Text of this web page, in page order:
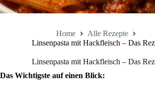
Home
Alle Rezepte
Linsenpasta mit Hackfleisch – Das
Linsenpasta mit Hackfleisch – Das
Das Wichtigste auf einen Blick: